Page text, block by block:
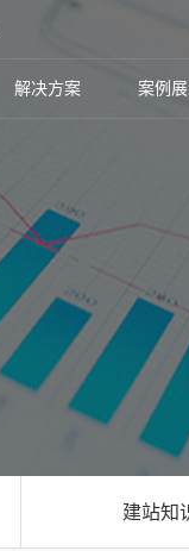
解决方案 案例
建站知